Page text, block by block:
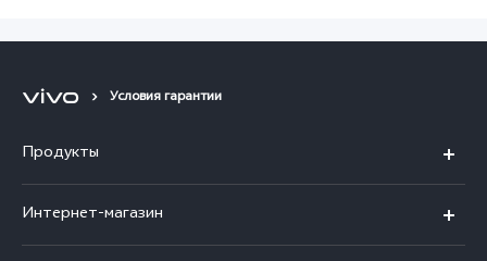
Условия гарантии
Продукты
X300 FE
Интернет-магазин